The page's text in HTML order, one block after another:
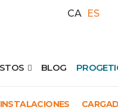
CA ES
BLOG
INSTALACIONES